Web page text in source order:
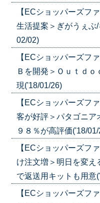
【ECショッパーズフ
生活提案＞ぎがうぇぶ
02/02)
【ECショッパーズフ
Ｂを開発＞Ｏｕｔｄ
現('18/01/26)
【ECショッパーズフ
客が好評＞パタゴニア
９８％が高評価('18/
【ECショッパーズフ
け注文増＞明日を変え
で返送用キットも用意
【ECショッパーズフ